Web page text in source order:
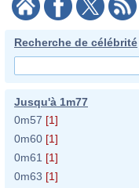
Recherche de célébrité
Jusqu'à 1m77
0m57 [1]
0m60 [1]
0m61 [1]
0m63 [1]